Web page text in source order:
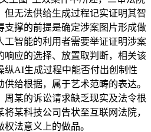
但无法供给生成过程记实证明其智
支撑的前提是确定涉案图片形成做
工智能的利用者需要举证证明涉案
响应的选择、放置取判断，相关该
纵AI生成过程中能否付出创制性
给根据，属于艺术范畴的表达。
周某的诉讼请求缺乏现实及法令根
某科技公司告状至互联网法院，
法意义上的做品。